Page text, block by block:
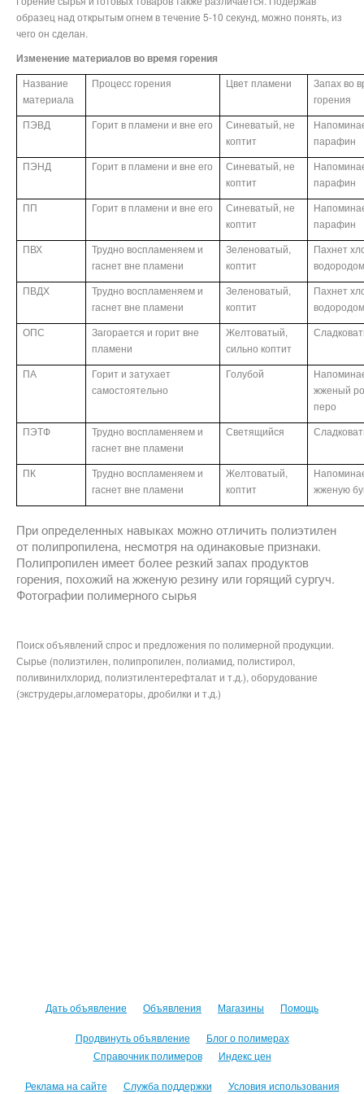
образец над открытым огнем в течение 5-10 секунд, можно понять, из
чего он сделан.
Изменение материалов во время горения
Название
материала
Процесс горения Цвет пламени
Запах во
горения
ПЭВД
Горит в пламени и вне его
Синеватый, не
коптит
парафин
ПЭНД
Горит в пламени и вне его
Синеватый, не
коптит
парафин
ПП
Горит в пламени и вне его
Синеватый, не
коптит
парафин
ПВХ
Трудно воспламеняем и
гаснет вне пламени
Зеленоватый,
коптит
Пахнет
ПВДХ
Трудно воспламеняем и
гаснет вне пламени
Зеленоватый,
коптит
Пахнет
ОПС
Загорается и горит вне
пламени
Желтоватый,
сильно коптит
ПА
Горит и затухает
самостоятельно
Голубой
жженый
перо
ПЭТФ
Трудно воспламеняем и
гаснет вне пламени
Светящийся
ПК
Трудно воспламеняем и
гаснет вне пламени
Желтоватый,
коптит
жженую
При определенных навыках можно отличить полиэтилен
от полипропилена, несмотря на одинаковые признаки.
Полипропилен имеет более резкий запах продуктов
горения, похожий на жженую резину или горящий сургуч.
Фотографии полимерного сырья
Поиск объявлений спрос и предложения по полимерной продукции.
Сырье (полиэтилен, полипропилен, полиамид, полистирол,
поливинилхлорид, полиэтилентерефталат и т.д.), оборудование
(экструдеры,агломераторы, дробилки и т.д.)
Дать объявление Объявления Магазины Помощь
Продвинуть объявление
Блог о полимерах
Справочник полимеров
Индекс цен
Реклама на сайте Служба поддержки Условия использования